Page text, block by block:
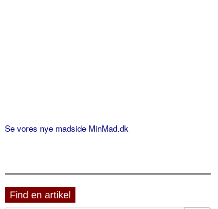
Se vores nye madside MinMad.dk
Find en artikel